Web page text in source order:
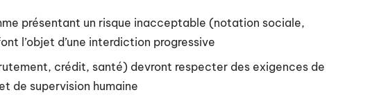
présentant un risque inacceptable (notation sociale,
l’objet d’une interdiction progressive
crédit, santé) devront respecter des exigences de
de supervision humaine